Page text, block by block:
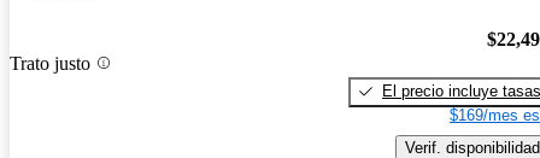
Trato justo
El precio incluye tasas
$169/mes
Verif. disponibilidad